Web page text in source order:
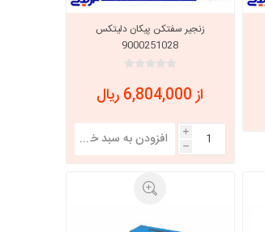
زنجیر سفتکن پیکان دلیتکس
9000251028
از 6,804,000 ریال
i
h